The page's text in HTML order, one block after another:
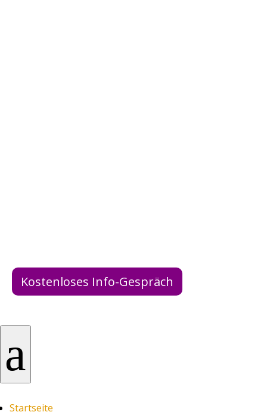
Kostenloses Info-Gespräch
a
Startseite